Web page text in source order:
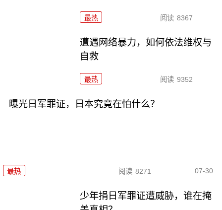
最热 阅读 8367
遭遇网络暴力，如何依法维权与
自救
最热 阅读 9352
曝光日军罪证，日本究竟在怕什么？
最热 阅读 8271 07-30
少年捐日军罪证遭威胁，谁在掩